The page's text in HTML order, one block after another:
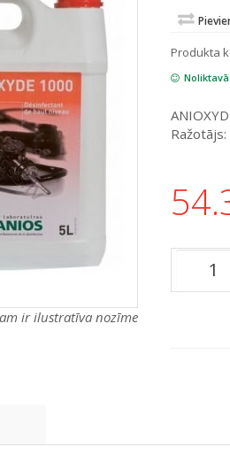
ir ilustratīva nozīme
Produkta
Ražotājs: